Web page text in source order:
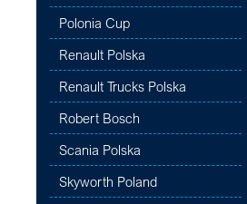
Polonia Cup
Renault Polska
Renault Trucks Polska
Robert Bosch
Scania Polska
Skyworth Poland